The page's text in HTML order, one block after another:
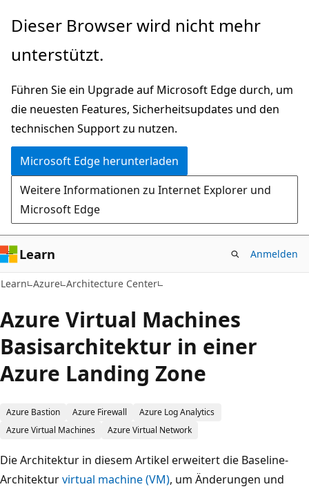
Zu
wechseln
Dieser Browser wird nicht mehr
unterstützt.
Führen Sie ein Upgrade auf Microsoft Edge durch, um
die neuesten Features, Sicherheitsupdates und den
technischen Support zu nutzen.
Microsoft Edge herunterladen
Weitere Informationen zu Internet Explorer und
Microsoft Edge
Learn Anmelden
Learn Azure Architecture Center
Azure Virtual Machines
Basisarchitektur in einer
Azure Landing Zone
Azure Bastion Azure Firewall
Azure Log Analytics
Azure Virtual Machines
Azure Virtual Network
Die Architektur in diesem Artikel erweitert die Baseline-
Architekturvirtual machine (VM), um Änderungen und